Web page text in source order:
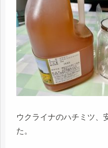
ウクライナのハチミツ、
た。